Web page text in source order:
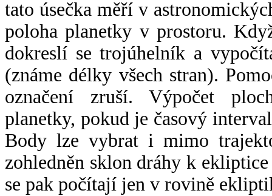
tato úsečka měří v
poloha planetky v prostoru.
dokreslí se trojúhelník a
(známe délky všech stran).
označení zruší. Výpočet
planetky, pokud je časový
Body lze vybrat i mimo
zohledněn sklon dráhy k
se pak počítají jen v rovině